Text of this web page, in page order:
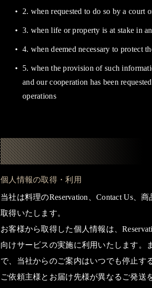
2. when requested to do so by a court
3. when life or property is at stake in
4. when deemed necessary to protect
5. when the provision of such
and our cooperation has been
operations
個人情報の取得・利用
当社は料理のReservation、Contact Us、
取得いたします。
お客様から取得した個人情報は、
向けサービスの実施に利用いたします。
で、当社からのご案内はいつでも停止す
ご依頼主様とお届け先様が異なるご発送